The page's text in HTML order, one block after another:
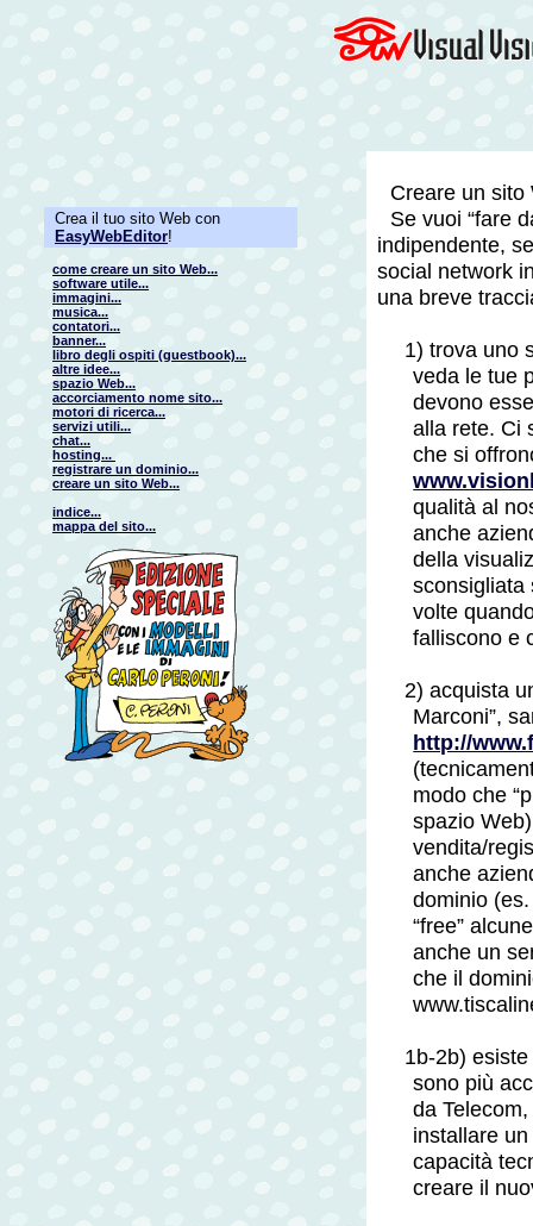
Crea il tuo sito Web con
EasyWebEditor!
come creare un sito Web...
software utile...
immagini...
musica...
contatori...
banner...
libro degli ospiti (guestbook)...
altre idee...
spazio Web...
accorciamento nome sito...
motori di ricerca...
servizi utili...
chat...
hosting...
registrare un dominio...
creare un sito Web...
indice...
mappa del sito...
Creare un sito
Se vuoi “fare
indipendente,
social network
una breve
1) trova uno
veda le tue
devono
alla rete. Ci
che si
qualità al
anche
della
sconsigliata
volte
falliscono e
2) acquista
Marconi”,
http://
modo che
spazio
vendita/
anche
dominio
“free”
anche un
che il
1b-2b)
sono più
da
installare
capacità
creare il